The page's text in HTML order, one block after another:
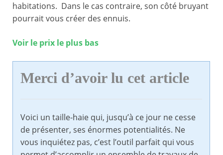
habitations. Dans le cas contraire, son côté bruyant
pourrait vous créer des ennuis.
Voir le prix le plus bas
Merci d’avoir lu cet article
Voici un taille-haie qui, jusqu’à ce jour ne cesse
de présenter, ses énormes potentialités. Ne
vous inquiétez pas, c’est l’outil parfait qui vous